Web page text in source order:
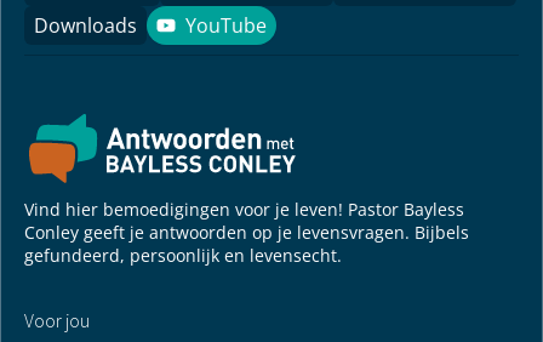
Downloads
YouTube
YouTube
Vind hier bemoedigingen voor je leven! Pastor Bayless
Conley geeft je antwoorden op je levensvragen. Bijbels
gefundeerd, persoonlijk en levensecht.
Voor jou